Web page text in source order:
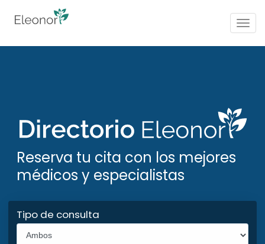
Reserva tu cita con los mejores
médicos y especialistas
Tipo de consulta